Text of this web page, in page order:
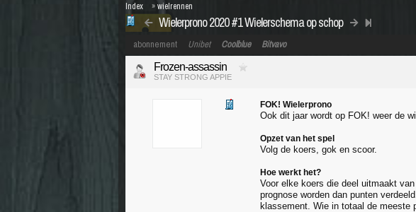
Wielerprono 2020 #1 Wielerschema op schop
Index »wielrennen
abonnement Unibet Coolblue Bitvavo
Frozen-assassin
STAY STRONG APPIE
FOK! Wielerprono
Ook dit jaar wordt op FOK! weer de
Opzet van het spel
Volg de koers, gok en scoor.
Hoe werkt het?
Voor elke koers die deel uitmaakt
prognose worden dan punten
klassement. Wie in totaal de meeste